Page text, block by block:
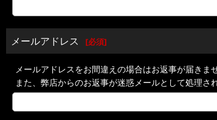
メールアドレス [必須]
メールアドレスをお間違えの場合はお返事が届きま
また、弊店からのお返事が迷惑メールとして処理さ